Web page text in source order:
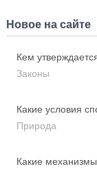
Новое на сайте
Кем
Законы
Какие условия
Природа
Какие